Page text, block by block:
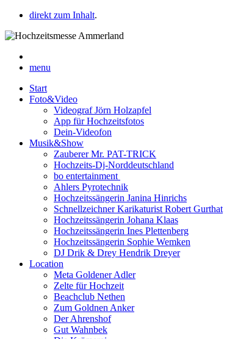
direkt zum Inhalt.
menu
Start
Foto&Video
Videograf Jörn Holzapfel
App für Hochzeitsfotos
Dein-Videofon
Musik&Show
Zauberer Mr. PAT-TRICK
Hochzeits-Dj-Norddeutschland
bo entertainment
Ahlers Pyrotechnik
Hochzeitssängerin Janina Hinrichs
Schnellzeichner Karikaturist Robert Gurthat
Hochzeitssängerin Johana Klaas
Hochzeitssängerin Ines Plettenberg
Hochzeitssängerin Sophie Wemken
DJ Drik & Drey Hendrik Dreyer
Location
Meta Goldener Adler
Zelte für Hochzeit
Beachclub Nethen
Zum Goldnen Anker
Der Ahrenshof
Gut Wahnbek